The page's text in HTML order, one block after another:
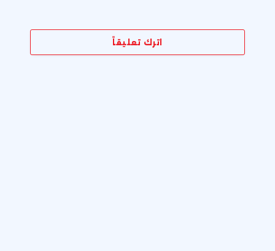
اترك تعليقاً